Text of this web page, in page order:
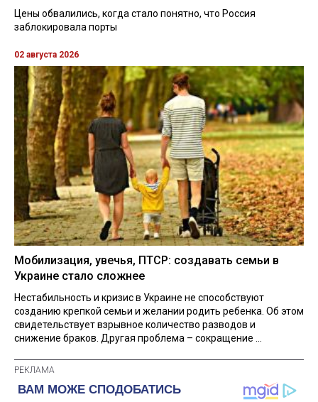
Цены обвалились, когда стало понятно, что Россия
заблокировала порты
02 августа 2026
Мобилизация, увечья, ПТСР: создавать семьи в
Украине стало сложнее
Нестабильность и кризис в Украине не способствуют
созданию крепкой семьи и желании родить ребенка. Об этом
свидетельствует взрывное количество разводов и
снижение браков. Другая проблема – сокращение ...